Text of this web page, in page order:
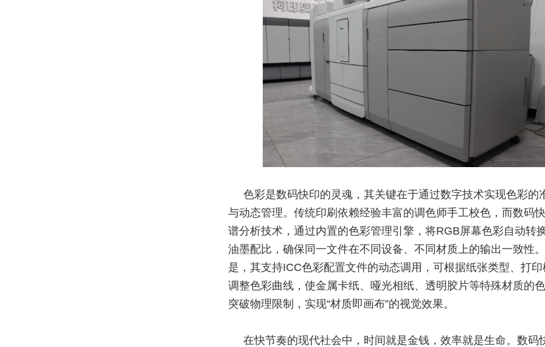
色彩是数码快印的灵魂，其关键在于通过数字技术实现色彩的
与动态管理。传统印刷依赖经验丰富的调色师手工校色，而数码
谱分析技术，通过内置的色彩管理引擎，将RGB屏幕色彩自动转
油墨配比，确保同一文件在不同设备、不同材质上的输出一致性
是，其支持ICC色彩配置文件的动态调用，可根据纸张类型、打
调整色彩曲线，使金属卡纸、哑光相纸、透明胶片等特殊材质的
突破物理限制，实现“材质即画布”的视觉效果。
在快节奏的现代社会中，时间就是金钱，效率就是生命。数码